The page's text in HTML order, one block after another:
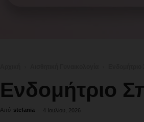
Ενδομήτριο
Από stefania - 4 Ιουλίου, 2026